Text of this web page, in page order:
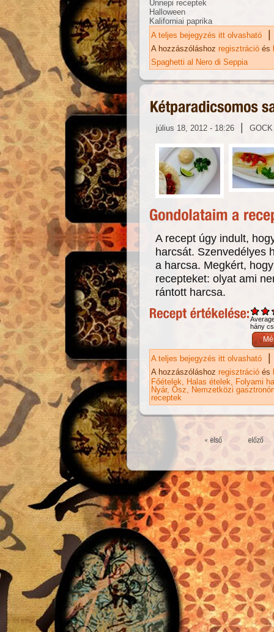
Ünnepi receptek
Halloween
Kaliforniai paprika
A teljes bejegyzés itt olvasható
|
A hozzászóláshoz regisztráció és
Spaghetti al Nero di Seppia
július 18, 2012 - 18:26 | GOCK
A recept úgy indult,
harcsát. Szenvedélyes
a harcsa. Megkért,
recepteket: olyat ami
rántott harcsa.
hány
A teljes bejegyzés itt olvasható |
A hozzászóláshoz regisztráció és
Főételek
Halas ételek
Folyami
Nyár Ősz
Nemzetközi
receptek